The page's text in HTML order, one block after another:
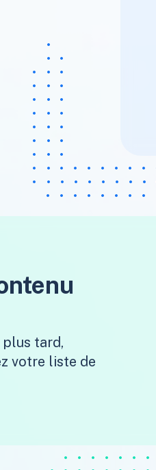
tard,
votre liste de